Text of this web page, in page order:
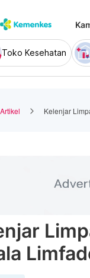
Toko Kesehatan
Artikel Kelenjar